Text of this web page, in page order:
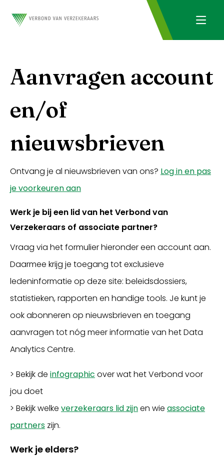
Inloggen
Aanvragen account
en/of
nieuwsbrieven
Ontvang je al nieuwsbrieven van ons? Log in en pas
je voorkeuren aan
Werk je bij een lid van het Verbond van
Verzekeraars of associate partner?
Vraag via het formulier hieronder een account aan.
Daarmee krijg je toegang tot exclusieve
ledeninformatie op deze site: beleidsdossiers,
statistieken, rapporten en handige tools. Je kunt je
ook abonneren op nieuwsbrieven en toegang
aanvragen tot nóg meer informatie van het Data
Analytics Centre.
> Bekijk de infographic over wat het Verbond voor
jou doet
> Bekijk welke verzekeraars lid zijnen wie associate
partners zijn.
Werk je elders?